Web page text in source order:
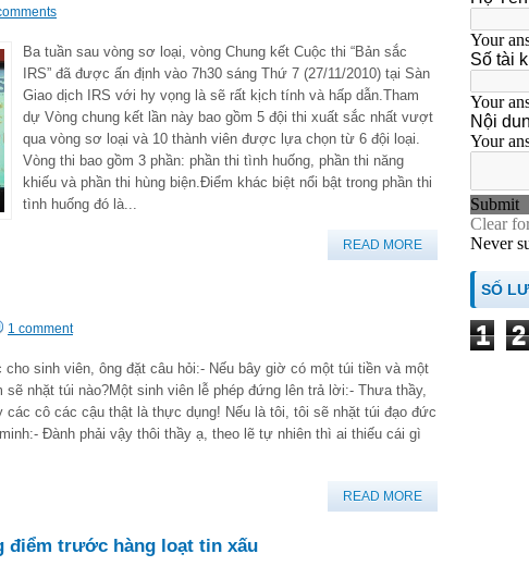
Ba tuần sau vòng sơ loại, vòng Chung kết Cuộc thi “Bản sắc
IRS” đã được ấn định vào 7h30 sáng Thứ 7 (27/11/2010) tại Sàn
Giao dịch IRS với hy vọng là sẽ rất kịch tính và hấp dẫn.Tham
dự Vòng chung kết lần này bao gồm 5 đội thi xuất sắc nhất vượt
qua vòng sơ loại và 10 thành viên được lựa chọn từ 6 đội loại.
Vòng thi bao gồm 3 phần: phần thi tình huống, phần thi năng
khiếu và phần thi hùng biện.Điểm khác biệt nổi bật trong phần thi
tình huống đó là...
READ MORE
1 comment
sinh viên, ông đặt câu hỏi:- Nếu bây giờ có một túi tiền và một
nhặt túi nào?Một sinh viên lễ phép đứng lên trả lời:- Thưa thầy,
các cô các cậu thật là thực dụng! Nếu là tôi, tôi sẽ nhặt túi đạo đức
Đành phải vậy thôi thầy ạ, theo lẽ tự nhiên thì ai thiếu cái gì
READ MORE
điểm trước hàng loạt tin xấu
SỐ
1 2